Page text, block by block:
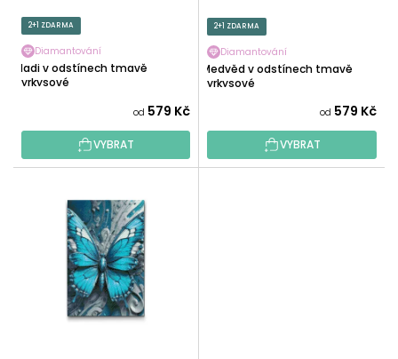
T
ŮU
K
T
Ů
2+1 ZDARMA
Diamantování
Hadi v odstínech tmavě
tyrkysové
od 579 Kč
VYBRAT
2+1 ZDARMA
Diamantování
Medvěd v odstínech tmavě
tyrkysové
od 579 Kč
VYBRAT